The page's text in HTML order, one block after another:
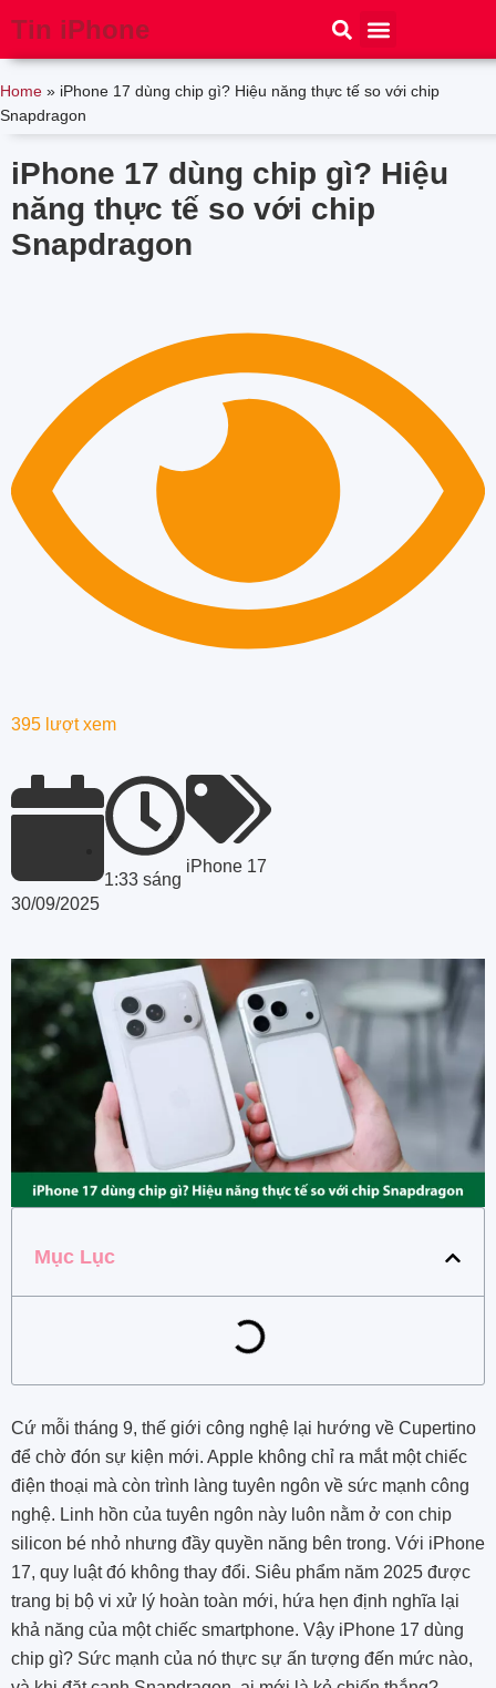
Tin iPhone
Home » iPhone 17 dùng chip gì? Hiệu năng thực tế so với chip
Snapdragon
iPhone 17 dùng chip gì? Hiệu
năng thực tế so với chip
Snapdragon
395 lượt xem
30/09/2025
1:33 sáng
iPhone 17
Mục Lục
Cứ mỗi tháng 9, thế giới công nghệ lại hướng về Cupertino
để chờ đón sự kiện mới. Apple không chỉ ra mắt một chiếc
điện thoại mà còn trình làng tuyên ngôn về sức mạnh công
nghệ. Linh hồn của tuyên ngôn này luôn nằm ở con chip
silicon bé nhỏ nhưng đầy quyền năng bên trong. Với iPhone
17, quy luật đó không thay đổi. Siêu phẩm năm 2025 được
trang bị bộ vi xử lý hoàn toàn mới, hứa hẹn định nghĩa lại
khả năng của một chiếc smartphone. Vậy iPhone 17 dùng
chip gì? Sức mạnh của nó thực sự ấn tượng đến mức nào,